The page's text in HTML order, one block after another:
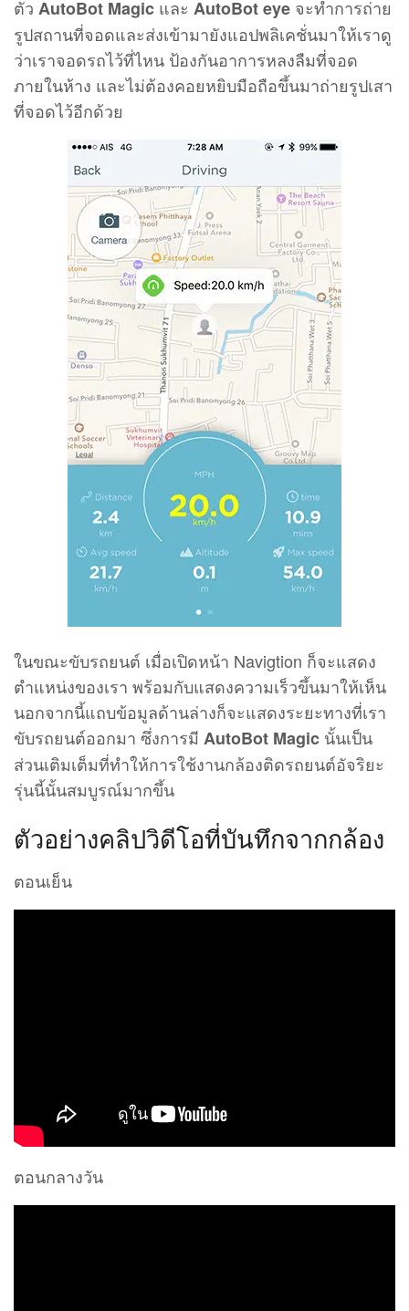
ในขณะขับรถยนต์ เมื่อเปิดหน้า Navigtion ก็จะแสดง
ตำแหน่งของเรา พร้อมกับแสดงความเร็วขึ้นมาให้เห็น
นอกจากนี้แถบข้อมูลด้านล่างก็จะแสดงระยะทางที่เรา
ขับรถยนต์ออกมา ซึ่งการมีAutoBot Magicนั้นเป็น
ส่วนเติมเต็มที่ทำให้การใช้งานกล้องติดรถยนต์อัจริยะ
รุ่นนี้นั้นสมบูรณ์มากขึ้น
ตัวอย่างคลิปวิดีโอที่บันทึกจากกล้อง
ตอนเย็น